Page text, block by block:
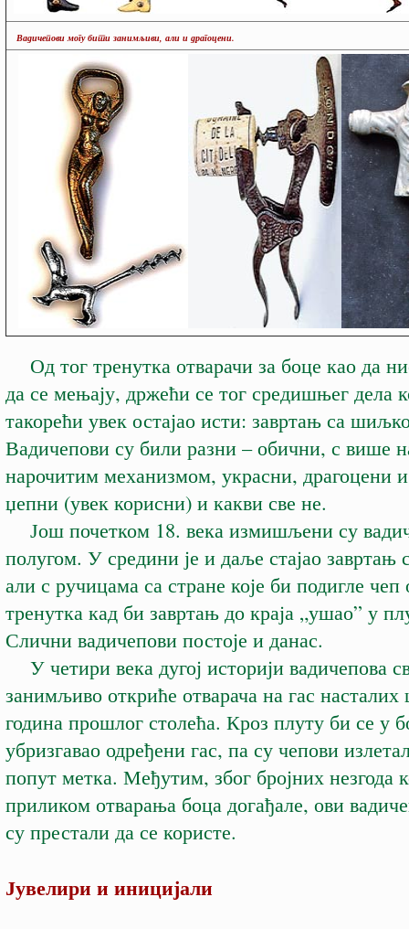
Вадичепови могу бити занимљиви, али и драгоцени.
Од тог тренутка отварачи за боце као да
да се мењају, држећи се тог средишњег дела
такорећи увек остајао исти: завртањ са
Вадичепови су били разни – обични, с више
нарочитим механизмом, украсни, драгоцени
џепни (увек корисни) и какви све не.
Још почетком 18. века измишљени су
полугом. У средини је и даље стајао
али с ручицама са стране које би подигле чеп
тренутка кад би завртањ до краја „ушао” у
Слични вадичепови постоје и данас.
У четири века дугој историји вадичепова
занимљиво откриће отварача на гас насталих
година прошлог столећа. Кроз плуту би се у
убризгавао одређени гас, па су чепови
попут метка. Међутим, због бројних незгода
приликом отварања боца догађале, ови
су престали да се користе.
Јувелири и иницијали